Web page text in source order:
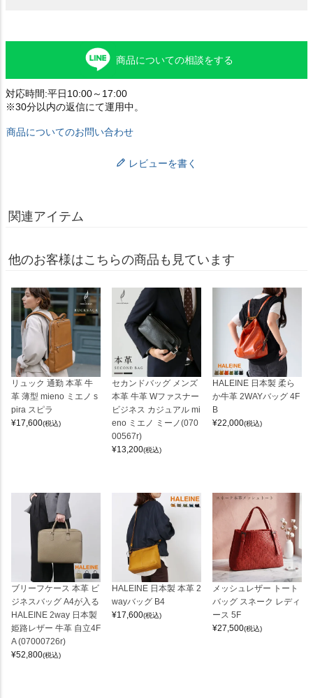
商品についての相談をする
対応時間:平日10:00～17:00
※30分以内の返信にて運用中。
商品についてのお問い合わせ
レビューを書く
関連アイテム
他のお客様はこちらの商品も見ています
リュック 通勤 本革 牛
革 薄型 mieno ミエノ s
pira スピラ
¥17,600(税込)
セカンドバッグ メンズ
本革 牛革 Wファスナー
ビジネス カジュアル mi
eno ミエノ ミーノ(070
00567r)
¥13,200(税込)
HALEINE 日本製 柔ら
か牛革 2WAYバッグ 4F
B
¥22,000(税込)
ブリーフケース 本革 ビ
ジネスバッグ A4が入る
HALEINE 2way 日本製
姫路レザー 牛革 自立4F
A (07000726r)
¥52,800(税込)
HALEINE 日本製 本革 2
wayバッグ B4
¥17,600(税込)
メッシュレザー トート
バッグ スネーク レディ
ース 5F
¥27,500(税込)